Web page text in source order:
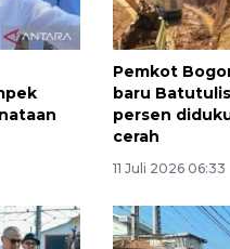
Pemkot
baru
persen
cerah
11 Juli 2026 06:33
jalanan Jakarta